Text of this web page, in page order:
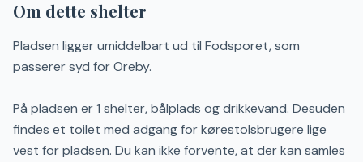
Om dette shelter
Pladsen ligger umiddelbart ud til Fodsporet, som
passerer syd for Oreby.
På pladsen er 1 shelter, bålplads og drikkevand. Desuden
findes et toilet med adgang for kørestolsbrugere lige
vest for pladsen. Du kan ikke forvente, at der kan samles